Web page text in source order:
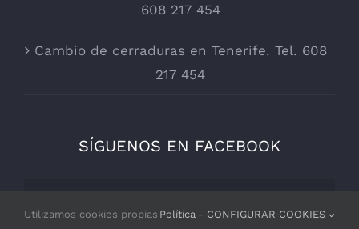
608 217 454
Cambio de cerraduras en Tenerife. Tel. 608
217 454
SÍGUENOS EN FACEBOOK
Por razones de privacidad Facebook
Utilizamos cookies propias Política - CONFIGURAR COOKIES